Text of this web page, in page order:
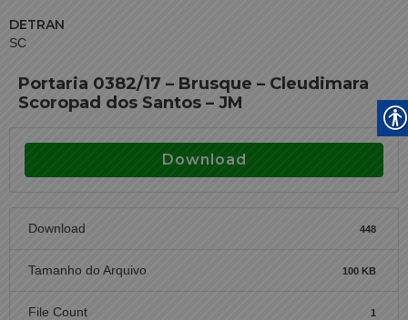
DETRAN
SC
Portaria 0382/17 – Brusque – Cleudimara
Scoropad dos Santos – JM
Download
Download 448
Tamanho do Arquivo 100 KB
File Count 1